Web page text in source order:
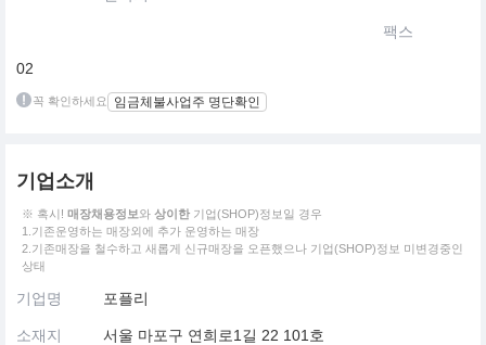
팩스
02
꼭 확인하세요 임금체불사업주 명단확인
기업소개
※ 혹시! 매장채용정보와 상이한 기업(SHOP)정보일 경우
1.기존운영하는 매장외에 추가 운영하는 매장
2.기존매장을 철수하고 새롭게 신규매장을 오픈했으나 기업(SHOP)정보 미변경중인
상태
기업명 포플리
소재지 서울 마포구 연희로1길 22 101호